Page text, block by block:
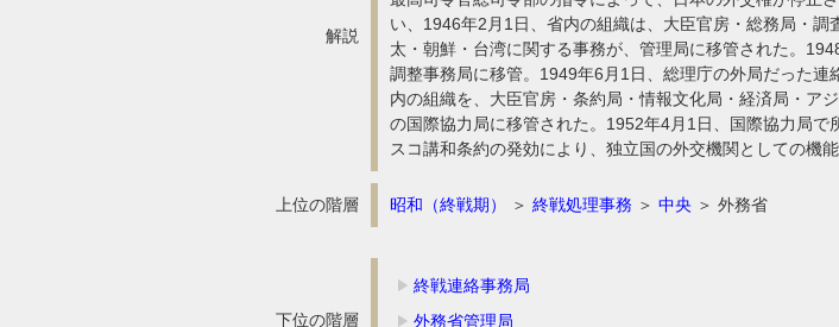
解説
い、1946年2月1日、省内の組織は、大臣官房・総務局・
太・朝鮮・台湾に関する事務が、管理局に移管された。
調整事務局に移管。1949年6月1日、総理庁の外局だった
内の組織を、大臣官房・条約局・情報文化局・経済局・ア
の国際協力局に移管された。1952年4月1日、国際協力局
スコ講和条約の発効により、独立国の外交機関としての機能
上位の階層 昭和（終戦期） ＞ 終戦処理事務 ＞ 中央 ＞ 外務省
下位の階層
終戦連絡事務局
外務省管理局